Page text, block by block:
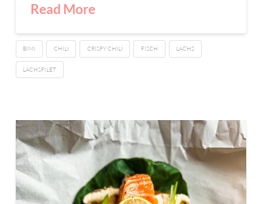
Read More
BIMI CHILI CRISPY CHILI FISCH LACHS
LACHSFILET